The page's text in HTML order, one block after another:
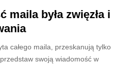
maila była zwięzła i
całego maila, przeskanują tylko
swoją wiadomość w